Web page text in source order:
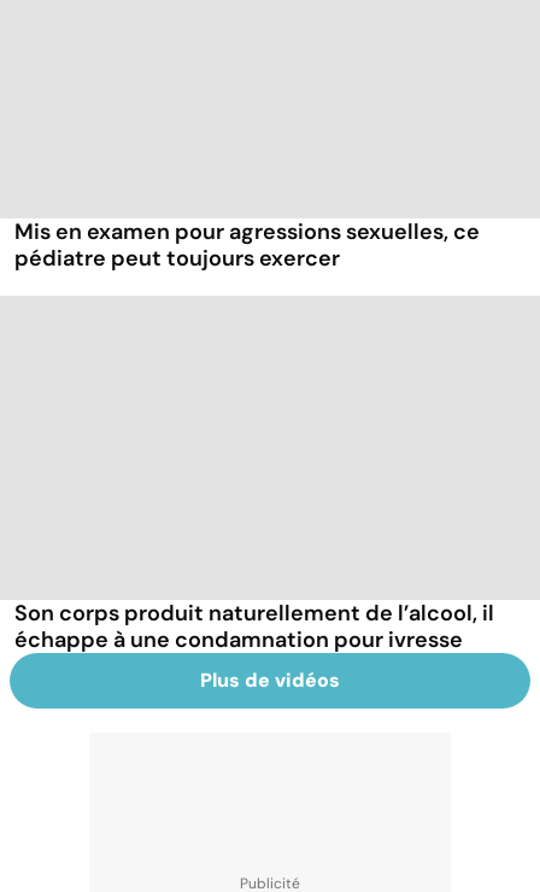
Mis en examen pour agressions sexuelles, ce
pédiatre peut toujours exercer
Son corps produit naturellement de l’alcool, il
échappe à une condamnation pour ivresse
Plus de vidéos